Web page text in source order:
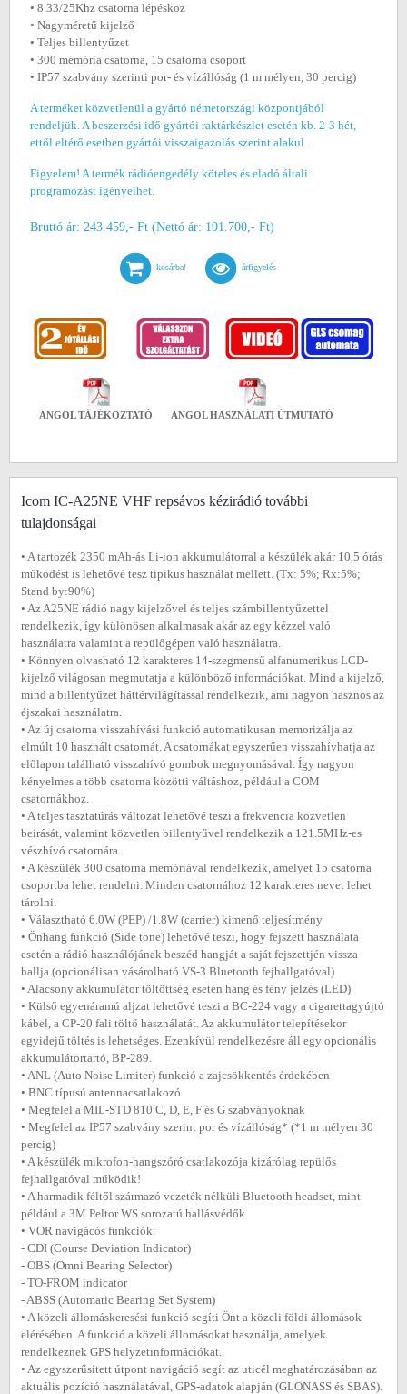
• 8.33/25Khz csatorna lépésköz
• Nagyméretű kijelző
• Teljes billentyűzet
• 300 memória csatorna, 15 csatorna csoport
• IP57 szabvány szerinti por- és vízállóság (1 m mélyen, 30 percig)
A terméket közvetlenül a gyártó németországi központjából
rendeljük. A beszerzési idő gyártói raktárkészlet esetén kb. 2-3 hét,
ettől eltérő esetben gyártói visszaigazolás szerint alakul.
Figyelem! A termék rádióengedély köteles és eladó általi
programozást igényelhet.
Bruttó ár: 243.459,- Ft (Nettó ár: 191.700,- Ft)
kosárba! árfigyelés
ANGOL TÁJÉKOZTATÓ ANGOL HASZNÁLATI ÚTMUTATÓ
Icom IC-A25NE VHF repsávos kézirádió további
tulajdonságai
• A tartozék 2350 mAh-ás Li-ion akkumulátorral a készülék akár 10,5 órás
működést is lehetővé tesz tipikus használat mellett. (Tx: 5%; Rx:5%;
Stand by:90%)
• Az A25NE rádió nagy kijelzővel és teljes számbillentyűzettel
rendelkezik, így különösen alkalmasak akár az egy kézzel való
használatra valamint a repülőgépen való használatra.
• Könnyen olvasható 12 karakteres 14-szegmensű alfanumerikus LCD-
kijelző világosan megmutatja a különböző információkat. Mind a kijelző,
mind a billentyűzet háttérvilágítással rendelkezik, ami nagyon hasznos az
éjszakai használatra.
• Az új csatorna visszahívási funkció automatikusan memorizálja az
elmúlt 10 használt csatornát. A csatornákat egyszerűen visszahívhatja az
előlapon található visszahívó gombok megnyomásával. Így nagyon
kényelmes a több csatorna közötti váltáshoz, például a COM
csatornákhoz.
• A teljes tasztatúrás változat lehetővé teszi a frekvencia közvetlen
beírását, valamint közvetlen billentyűvel rendelkezik a 121.5MHz-es
vészhívó csatornára.
• A készülék 300 csatorna memóriával rendelkezik, amelyet 15 csatorna
csoportba lehet rendelni. Minden csatornához 12 karakteres nevet lehet
tárolni.
• Választható 6.0W (PEP) /1.8W (carrier) kimenő teljesítmény
• Önhang funkció (Side tone) lehetővé teszi, hogy fejszett használata
esetén a rádió használójának beszéd hangját a saját fejszettjén vissza
hallja (opcionálisan vásárolható VS-3 Bluetooth fejhallgatóval)
• Alacsony akkumulátor töltöttség esetén hang és fény jelzés (LED)
• Külső egyenáramú aljzat lehetővé teszi a BC-224 vagy a cigarettagyújtó
kábel, a CP-20 fali töltő használatát. Az akkumulátor telepítésekor
egyidejű töltés is lehetséges. Ezenkívül rendelkezésre áll egy opcionális
akkumulátortartó, BP-289.
• ANL (Auto Noise Limiter) funkció a zajcsökkentés érdekében
• BNC típusú antennacsatlakozó
• Megfelel a MIL-STD 810 C, D, E, F és G szabványoknak
• Megfelel az IP57 szabvány szerint por és vízállóság* (*1 m mélyen 30
percig)
• A készülék mikrofon-hangszóró csatlakozója kizárólag repülős
fejhallgatóval működik!
• A harmadik féltől származó vezeték nélküli Bluetooth headset, mint
például a 3M Peltor WS sorozatú hallásvédők
• VOR navigácós funkciók:
- CDI (Course Deviation Indicator)
- OBS (Omni Bearing Selector)
- TO-FROM indicator
- ABSS (Automatic Bearing Set System)
• A közeli állomáskeresési funkció segíti Önt a közeli földi állomások
elérésében. A funkció a közeli állomásokat használja, amelyek
rendelkeznek GPS helyzetinformációkat.
• Az egyszerűsített útpont navigáció segít az uticél meghatározásában az
aktuális pozíció használatával, GPS-adatok alapján (GLONASS és SBAS).